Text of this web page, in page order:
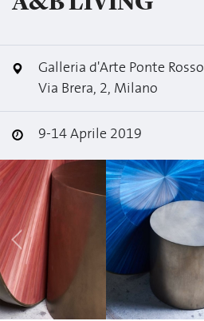
Galleria d'Arte Ponte Rosso
Via Brera, 2, Milano
9-14 Aprile 2019